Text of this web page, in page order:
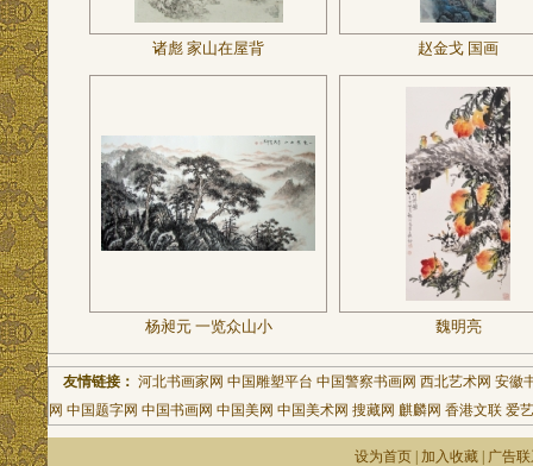
诸彪 家山在屋背 赵金戈 国画
杨昶元 一览众山小 魏明亮
友情链接： 河北书画家网 中国雕塑平台 中国警察书画网 西北艺术网 安徽
网 中国题字网 中国书画网 中国美网 中国美术网 搜藏网 麒麟网 香港文联 爱
设为首页 加入收藏 广告